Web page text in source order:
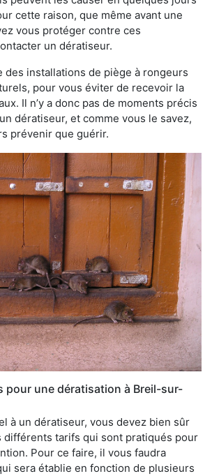
cette raison, que même avant une
vous protéger contre ces
un dératiseur.
des installations de piège à rongeurs
pour vous éviter de recevoir la
Il n’y a donc pas de moments précis
dératiseur, et comme vous le savez,
prévenir que guérir.
pour une dératisation à Breil-sur-
à un dératiseur, vous devez bien sûr
différents tarifs qui sont pratiqués pour
Pour ce faire, il vous faudra
sera établie en fonction de plusieurs